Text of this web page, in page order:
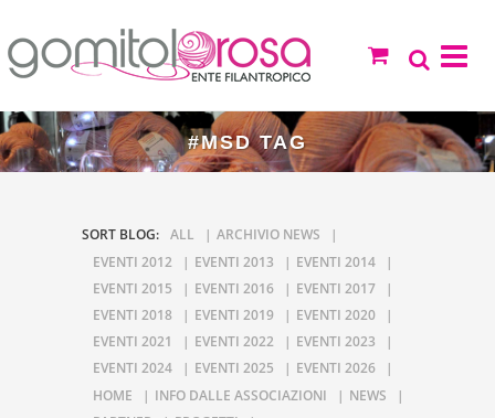
#MSD TAG
SORT BLOG: ALL
ARCHIVIO NEWS
EVENTI 2012
EVENTI 2013
EVENTI 2014
EVENTI 2015
EVENTI 2016
EVENTI 2017
EVENTI 2018
EVENTI 2019
EVENTI 2020
EVENTI 2021
EVENTI 2022
EVENTI 2023
EVENTI 2024
EVENTI 2025
EVENTI 2026
HOME
INFO DALLE ASSOCIAZIONI
NEWS